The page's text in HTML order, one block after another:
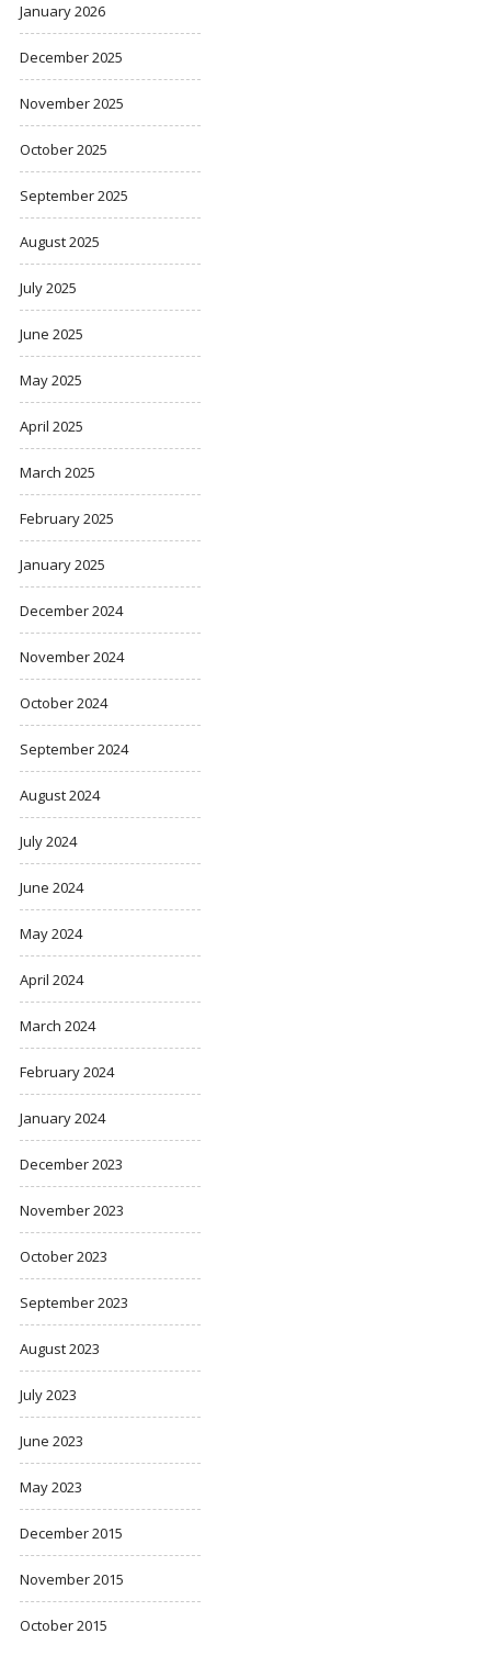
January 2026
December 2025
November 2025
October 2025
September 2025
August 2025
July 2025
June 2025
May 2025
April 2025
March 2025
February 2025
January 2025
December 2024
November 2024
October 2024
September 2024
August 2024
July 2024
June 2024
May 2024
April 2024
March 2024
February 2024
January 2024
December 2023
November 2023
October 2023
September 2023
August 2023
July 2023
June 2023
May 2023
December 2015
November 2015
October 2015